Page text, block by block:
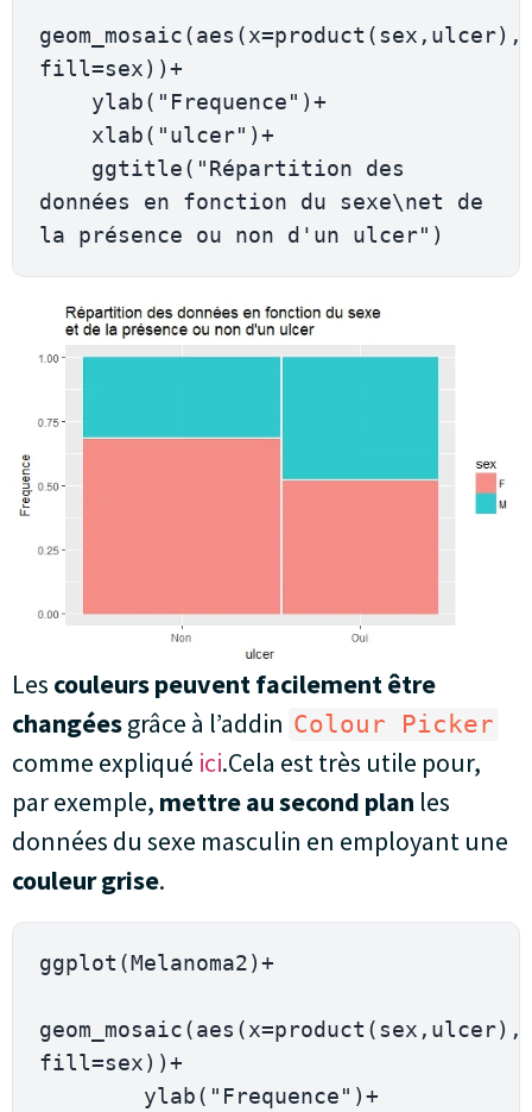
geom_mosaic(aes(x=product(sex,ulcer),
fill=sex))+
données en fonction du sexe\net de
Les couleurs peuvent facilement être
changéesgrâce à l’addin Colour Picker
comme expliqué ici.Cela est très utile pour,
par exemple, mettre au second plan les
données du sexe masculin en employant une
couleur grise.
ggplot(Melanoma2)+
geom_mosaic(aes(x=product(sex,ulcer),
fill=sex))+